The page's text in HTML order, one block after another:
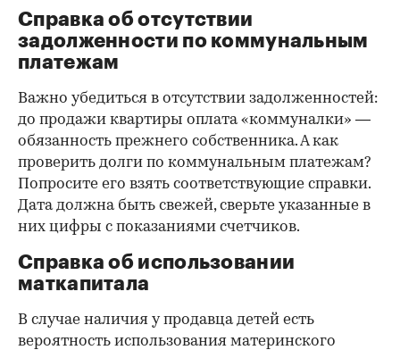
Справка об отсутствии
задолженности по коммунальным
платежам
Важно убедиться в отсутствии задолженностей:
до продажи квартиры оплата «коммуналки» —
обязанность прежнего собственника. А как
проверить долги по коммунальным платежам?
Попросите его взять соответствующие справки.
Дата должна быть свежей, сверьте указанные в
них цифры с показаниями счетчиков.
Справка об использовании
маткапитала
В случае наличия у продавца детей есть
вероятность использования материнского